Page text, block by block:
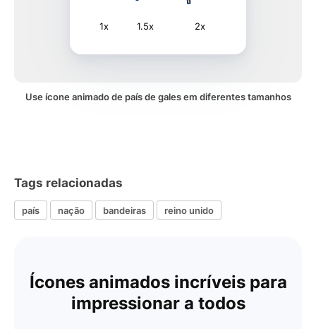
1x 1.5x 2x
Use ícone animado de país de gales em diferentes tamanhos
Tags relacionadas
país nação bandeiras reino unido
Ícones animados incríveis para
impressionar a todos